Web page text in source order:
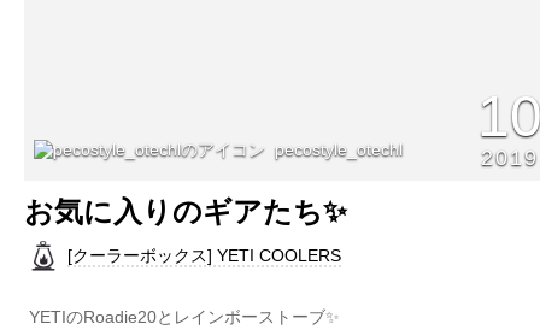
pecostyle_otechl 2019
お気に入りのギアたち✨
[クーラーボックス] YETI COOLERS
YETIのRoadie20とレインボーストーブ✨